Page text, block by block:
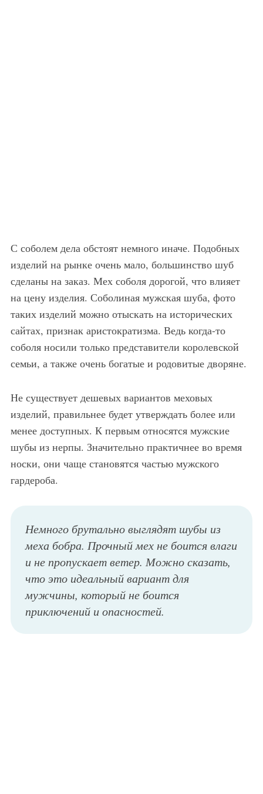
С соболем дела обстоят немного иначе. Подобных
изделий на рынке очень мало, большинство шуб
сделаны на заказ. Мех соболя дорогой, что влияет
на цену изделия. Соболиная мужская шуба, фото
таких изделий можно отыскать на исторических
сайтах, признак аристократизма. Ведь когда-то
соболя носили только представители королевской
семьи, а также очень богатые и родовитые дворяне.
Не существует дешевых вариантов меховых
изделий, правильнее будет утверждать более или
менее доступных. К первым относятся мужские
шубы из нерпы. Значительно практичнее во время
носки, они чаще становятся частью мужского
гардероба.
Немного брутально выглядят шубы из
меха бобра. Прочный мех не боится влаги
и не пропускает ветер. Можно сказать,
что это идеальный вариант для
мужчины, который не боится
приключений и опасностей.